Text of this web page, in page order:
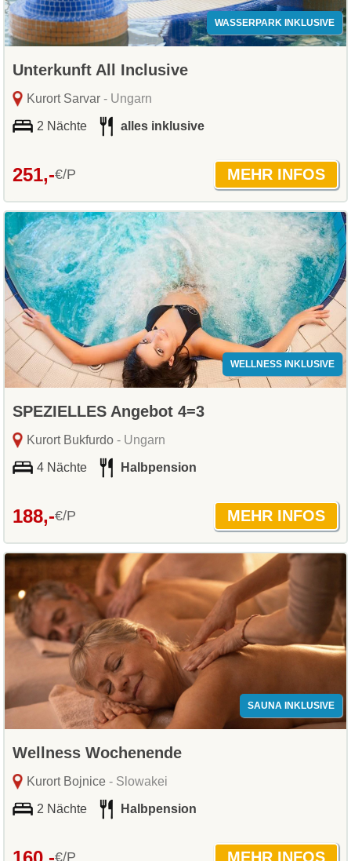
WASSERPARK INKLUSIVE
Unterkunft All Inclusive
Kurort Sarvar- Ungarn
2 Nächte alles inklusive
251,-€/P
WELLNESS INKLUSIVE
SPEZIELLES Angebot 4=3
Kurort Bukfurdo- Ungarn
4 Nächte Halbpension
188,-€/P
SAUNA INKLUSIVE
Wellness Wochenende
Kurort Bojnice- Slowakei
2 Nächte Halbpension
€/P